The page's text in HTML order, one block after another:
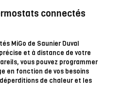
connectés
MiGo de Saunier Duval
et à distance de votre
vous pouvez programmer
en fonction de vos besoins
de chaleur et les